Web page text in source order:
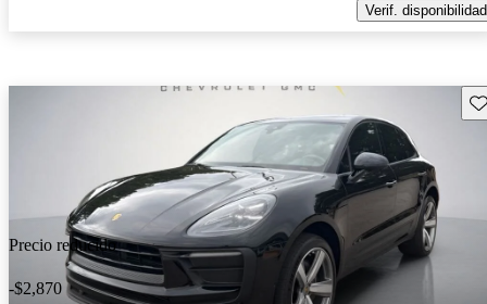
Verif. disponibilidad
Precio reducido
-$2,870